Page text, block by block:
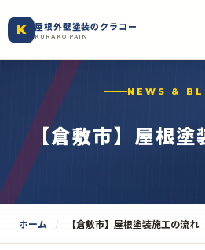
K 屋根外壁塗装のクラコー
KURAKO PAINT
NEWS &
【倉敷市】屋根塗
ホーム 【倉敷市】屋根塗装施工の流れ